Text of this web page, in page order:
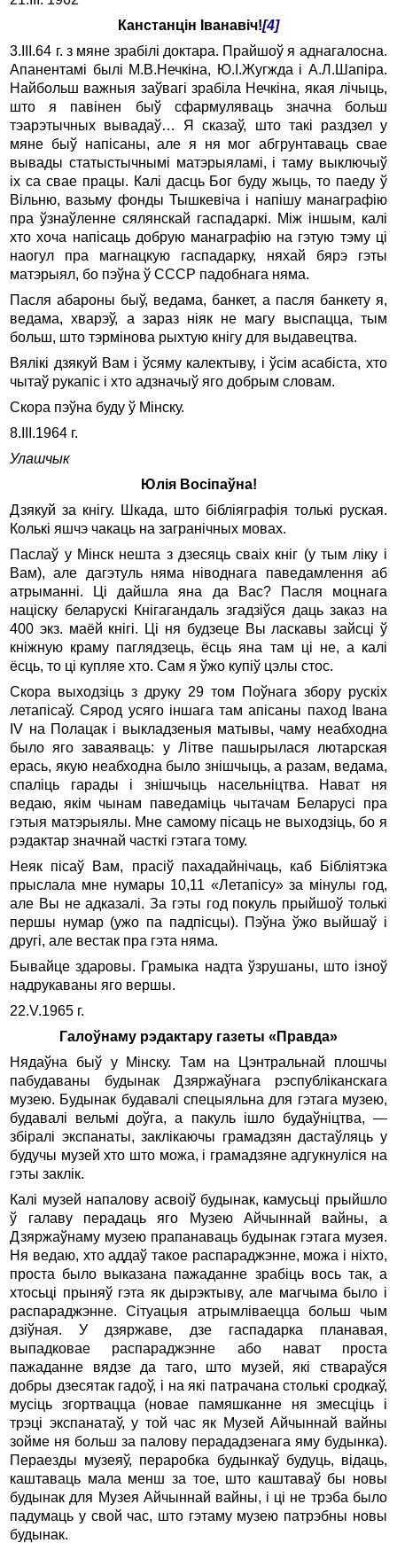
Канстанцін Іванавіч![4]
3.ІІІ.64 г. з мяне зрабілі доктара. Прайшоў я аднагалосна.
Апанентамі былі М.В.Нечкіна, Ю.І.Жугжда і А.Л.Шапіра.
Найбольш важныя заўвагі зрабіла Нечкіна, якая лічыць,
што я павінен быў сфармуляваць значна больш
тэарэтычных вывадаў… Я сказаў, што такі раздзел у
мяне быў напісаны, але я ня мог абгрунтаваць свае
вывады статыстычнымі матэрыяламі, і таму выключыў
іх са свае працы. Калі дасць Бог буду жыць, то паеду ў
Вільню, вазьму фонды Тышкевіча і напішу манаграфію
пра ўзнаўленне сялянскай гаспадаркі. Між іншым, калі
хто хоча напісаць добрую манаграфію на гэтую тэму ці
наогул пра магнацкую гаспадарку, няхай бярэ гэты
матэрыял, бо пэўна ў СССР падобнага няма.
Пасля абароны быў, ведама, банкет, а пасля банкету я,
ведама, хварэў, а зараз ніяк не магу выспацца, тым
больш, што тэрмінова рыхтую кнігу для выдавецтва.
Вялікі дзякуй Вам і ўсяму калектыву, і ўсім асабіста, хто
чытаў рукапіс і хто адзначыў яго добрым словам.
Скора пэўна буду ў Мінску.
8.III.1964 г.
Улашчык
Юлія Восіпаўна!
Дзякуй за кнігу. Шкада, што бібліяграфія толькі руская.
Колькі яшчэ чакаць на загранічных мовах.
Паслаў у Мінск нешта з дзесяць сваіх кніг (у тым ліку і
Вам), але дагэтуль няма ніводнага паведамлення аб
атрыманні. Ці дайшла яна да Вас? Пасля моцнага
націску беларускі Кнігагандаль згадзіўся даць заказ на
400 экз. маёй кнігі. Ці ня будзеце Вы ласкавы зайсці ў
кніжную краму паглядзець, ёсць яна там ці не, а калі
ёсць, то ці купляе хто. Сам я ўжо купіў цэлы стос.
Скора выходзіць з друку 29 том Поўнага збору рускіх
летапісаў. Сярод усяго іншага там апісаны паход Івана
IV на Полацак і выкладзеныя матывы, чаму неабходна
было яго заваяваць: у Літве пашырылася лютарская
ерась, якую неабходна было знішчыць, а разам, ведама,
спаліць гарады і знішчыць насельніцтва. Нават ня
ведаю, якім чынам паведаміць чытачам Беларусі пра
гэтыя матэрыялы. Мне самому пісаць не выходзіць, бо я
рэдактар значнай часткі гэтага тому.
Неяк пісаў Вам, прасіў пахадайнічаць, каб Бібліятэка
прыслала мне нумары 10,11 «Летапісу» за мінулы год,
але Вы не адказалі. За гэты год покуль прыйшоў толькі
першы нумар (ужо па падпісцы). Пэўна ўжо выйшаў і
другі, але вестак пра гэта няма.
Бывайце здаровы. Грамыка надта ўзрушаны, што ізноў
надрукаваны яго вершы.
22.V.1965 г.
Галоўнаму рэдактару газеты «Правда»
Нядаўна быў у Мінску. Там на Цэнтральнай плошчы
пабудаваны будынак Дзяржаўнага рэспубліканскага
музею. Будынак будавалі спецыяльна для гэтага музею,
будавалі вельмі доўга, а пакуль ішло будаўніцтва, —
збіралі экспанаты, заклікаючы грамадзян дастаўляць у
будучы музей хто што можа, і грамадзяне адгукнуліся на
гэты заклік.
Калі музей напалову асвоіў будынак, камусьці прыйшло
ў галаву перадаць яго Музею Айчыннай вайны, а
Дзяржаўнаму музею прапанаваць будынак гэтага музея.
Ня ведаю, хто аддаў такое распараджэнне, можа і ніхто,
проста было выказана пажаданне зрабіць вось так, а
хтосьці прыняў гэта як дырэктыву, але магчыма было і
распараджэнне. Сітуацыя атрымліваецца больш чым
дзіўная. У дзяржаве, дзе гаспадарка планавая,
выпадковае распараджэнне або нават проста
пажаданне вядзе да таго, што музей, які ствараўся
добры дзесятак гадоў, і на які патрачана столькі сродкаў,
мусіць згортвацца (новае памяшканне ня змесціць і
трэці экспанатаў, у той час як Музей Айчыннай вайны
зойме ня больш за палову перададзенага яму будынка).
Пераезды музеяў, пераробка будынкаў будуць, відаць,
каштаваць мала менш за тое, што каштаваў бы новы
будынак для Музея Айчыннай вайны, і ці не трэба было
падумаць у свой час, што гэтаму музею патрэбны новы
будынак.